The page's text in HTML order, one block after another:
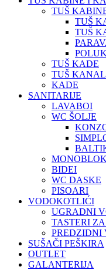
TUŠ
TUŠ
TUŠ
TUŠ KADE
TUŠ
KADE
SANITARIJE
LAVABOI
WC ŠOLJE
BIDEI
WC DASKE
PISOARI
VODOKOTLIĆI
UGRADNI
TASTERI
PREDZIDNI
SUŠAČI PEŠKIRA
OUTLET
GALANTERIJA